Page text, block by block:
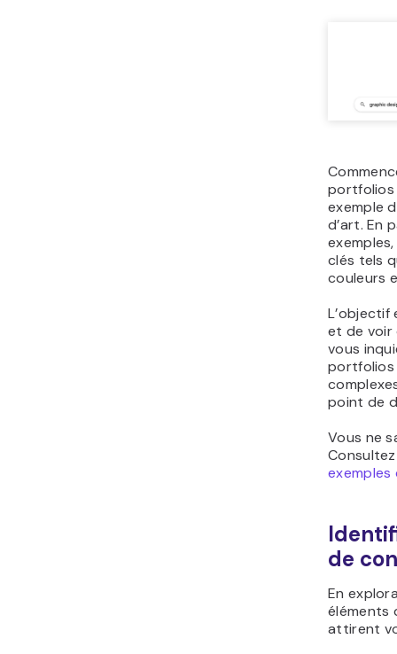
portfolios
exemple
d’art. En
clés tels
couleurs
et de voir
vous
portfolios
point de
Vous ne
de
En
éléments
attirent